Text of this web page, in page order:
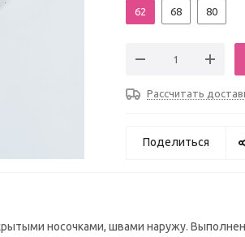
62 68 80
Рассчитать
Поделиться
носочками, швами наружу. Выполнен